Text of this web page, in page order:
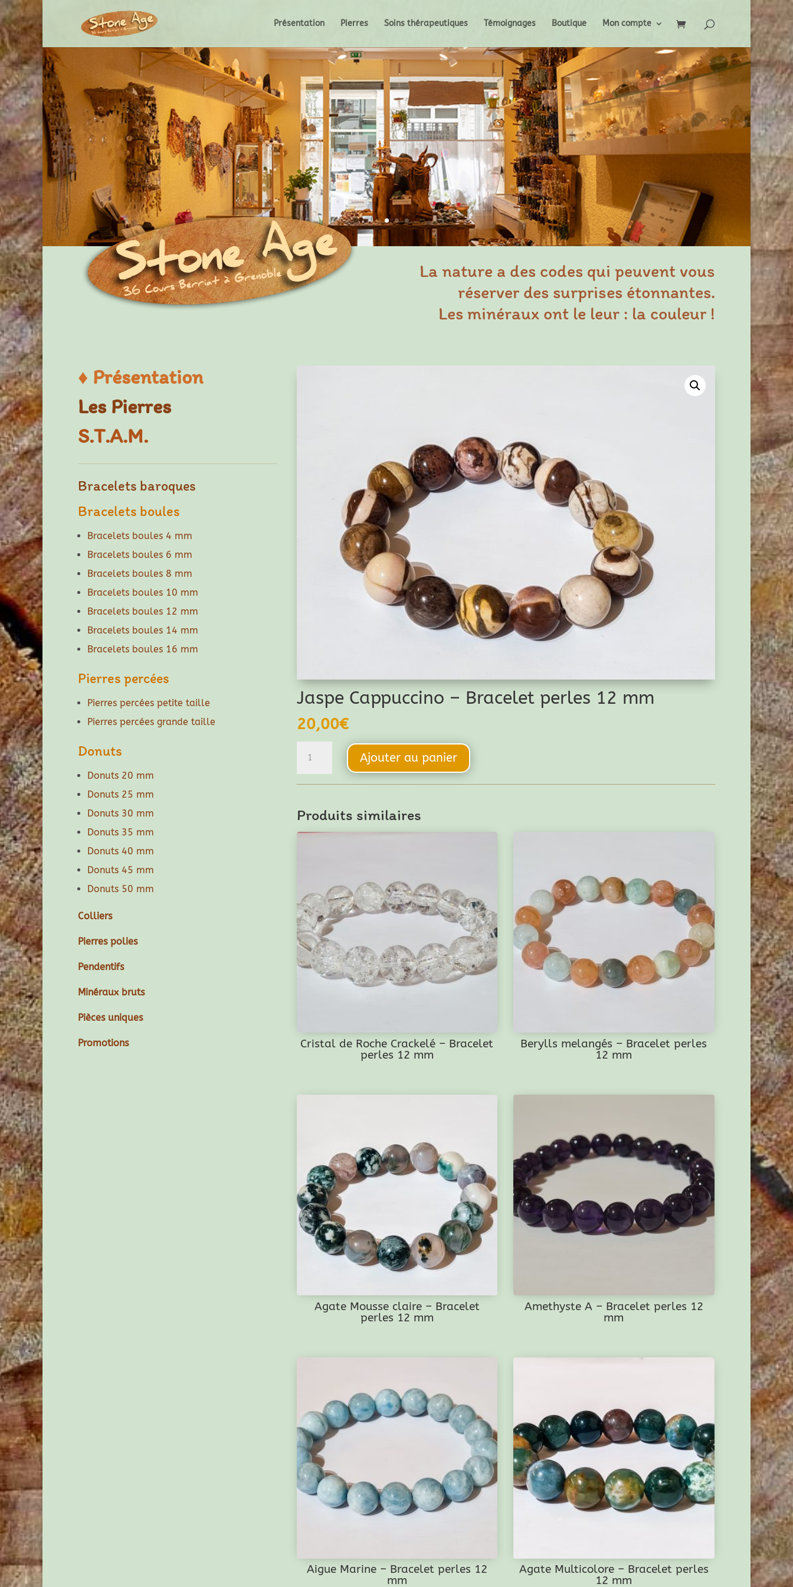
Présentation Pierres Soins thérapeutiques Témoignages Boutique Mon compte
La nature a des codes qui peuvent vous
réserver des surprises étonnantes.
Les minéraux ont le leur : la couleur !
♦ Présentation
Les Pierres
S.T.A.M.
Bracelets baroques
Bracelets boules
Bracelets boules 4 mm
Bracelets boules 6 mm
Bracelets boules 8 mm
Bracelets boules 10 mm
Bracelets boules 12 mm
Bracelets boules 14 mm
Bracelets boules 16 mm
Pierres percées
Pierres percées petite taille
Pierres percées grande taille
Donuts
Donuts 20 mm
Donuts 25 mm
Donuts 30 mm
Donuts 35 mm
Donuts 40 mm
Donuts 45 mm
Donuts 50 mm
Colliers
Pierres polies
Pendentifs
Minéraux bruts
Pièces uniques
Promotions
Jaspe Cappuccino – Bracelet perles 12 mm
20,00€
-
Ajouter au panier
Produits similaires
Cristal de Roche Crackelé – Bracelet
perles 12 mm
Berylls melangés – Bracelet perles
12 mm
Agate Mousse claire – Bracelet
perles 12 mm
Amethyste A – Bracelet perles 12
mm
Aigue Marine – Bracelet perles 12
mm
Agate Multicolore – Bracelet perles
12 mm